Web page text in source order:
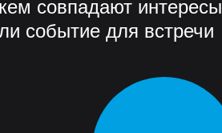
совпадают интересы
событие для встречи